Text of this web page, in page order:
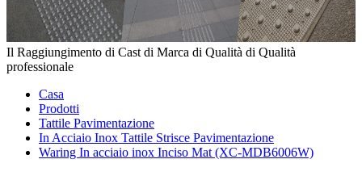
Il Raggiungimento di Cast di Marca di Qualità di Qualità
professionale
Casa
Prodotti
Tattile Pavimentazione
In Acciaio Inox Tattile Strisce Pavimentazione
Waring In acciaio inox Inciso Mat (XC-MDB6006W)